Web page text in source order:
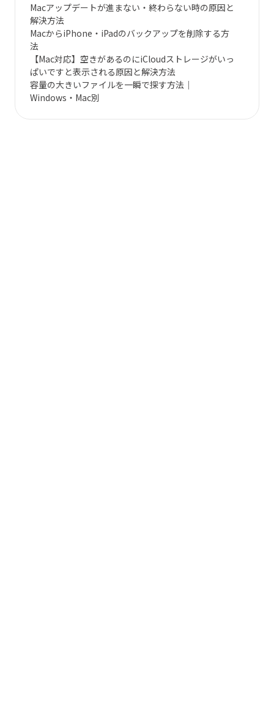
Macアップデートが進まない・終わらない時の原因と
解決方法
MacからiPhone・iPadのバックアップを削除する方
法
【Mac対応】空きがあるのにiCloudストレージがいっ
ぱいですと表示される原因と解決方法
容量の大きいファイルを一瞬で探す方法｜
Windows・Mac別